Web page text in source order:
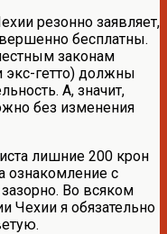
резонно заявляет,
бесплатны.
законам
экс-гетто) должны
А, значит,
без изменения
лишние 200 крон
ознакомление с
Во всяком
Чехии я обязательно